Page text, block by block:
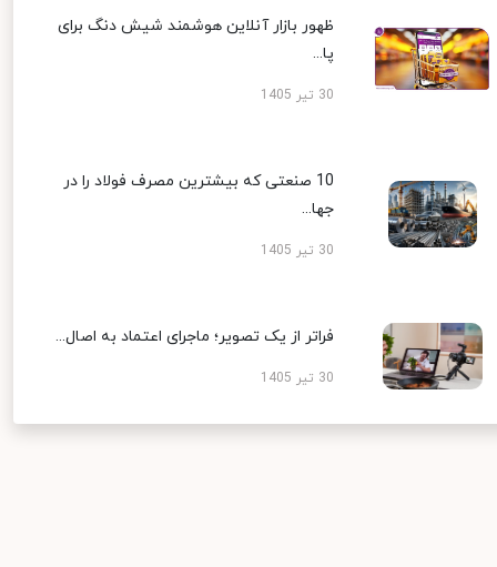
ظهور بازار آنلاین هوشمند شیش دنگ برای
پا...
30 تیر 1405
10 صنعتی که بیشترین مصرف فولاد را در
جها...
30 تیر 1405
فراتر از یک تصویر؛ ماجرای اعتماد به اصال...
30 تیر 1405